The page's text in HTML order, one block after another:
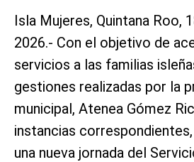
Isla Mujeres, Quintana Roo,
2026.- Con el objetivo de
servicios a las familias
gestiones realizadas por la
municipal, Atenea Gómez
instancias
una nueva jornada del